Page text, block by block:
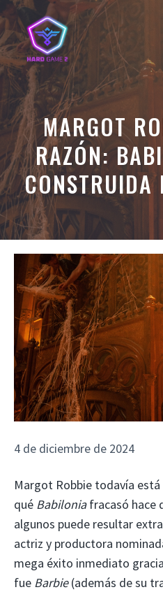
Saltar
al
contenido
MARGOT
RAZÓN:
CONSTRUIDA
4 de diciembre de 2024
Margot Robbie todavía
qué Babiloniafracasó hace
algunos puede resultar
actriz y productora
mega éxito inmediato
fue Barbie(además de su